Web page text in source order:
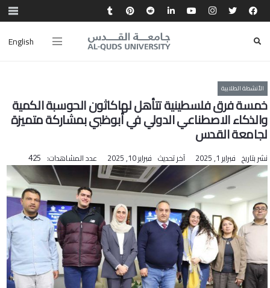
English
الأنشطة الطلابية
خمسة فرق فلسطينية تتأهل لهاكاثون الحوسبة الكمية
والذكاء الاصطناعي الدولي في أبوظبي بمشاركة متميزة
لجامعة القدس
نشر بتاريخ فبراير 1, 2025 آخر تحديث فبراير 10, 2025 عدد المشاهدات: 425